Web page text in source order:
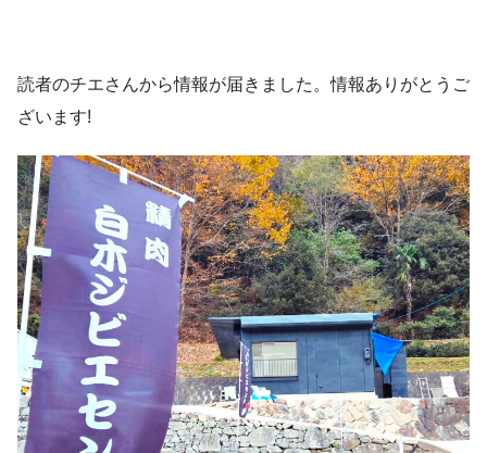
読者のチエさんから情報が届きました。情報ありがとうご
ざいます!